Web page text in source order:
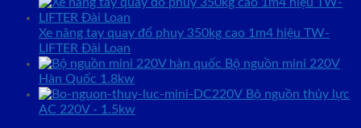
Xe nâng tay quay đổ phuy 350kg cao 1m4 hiệu TW-
LIFTER Đài Loan
Bộ nguồn mini 220V
Hàn Quốc 1.8kw
Bộ nguồn thủy lực
AC 220V - 1.5kw